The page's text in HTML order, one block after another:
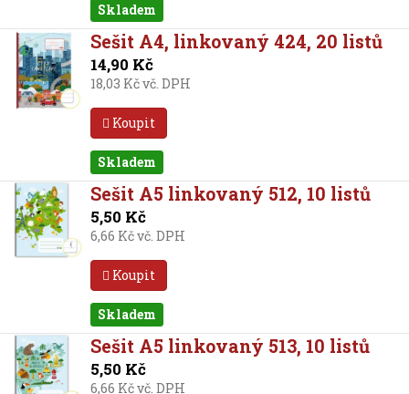
Skladem
Sešit A4, linkovaný 424, 20 listů
14,90 Kč
18,03 Kč vč. DPH
Koupit
Skladem
Sešit A5 linkovaný 512, 10 listů
5,50 Kč
6,66 Kč vč. DPH
Koupit
Skladem
Sešit A5 linkovaný 513, 10 listů
5,50 Kč
6,66 Kč vč. DPH